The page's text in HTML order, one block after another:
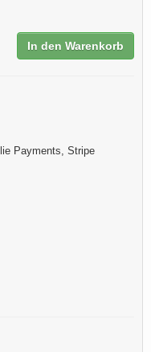
In den Warenkorb
Payments, Stripe